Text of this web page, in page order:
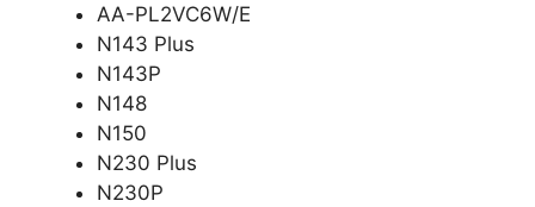
AA-PL2VC6W/E
N143 Plus
N143P
N148
N150
N230 Plus
N230P